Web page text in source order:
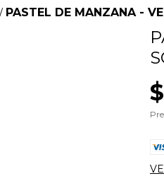
/ PASTEL DE MANZANA -